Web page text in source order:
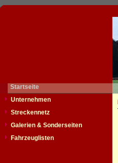
Startseite
Unternehmen
Streckennetz
Galerien & Sonderseiten
Fahrzeuglisten